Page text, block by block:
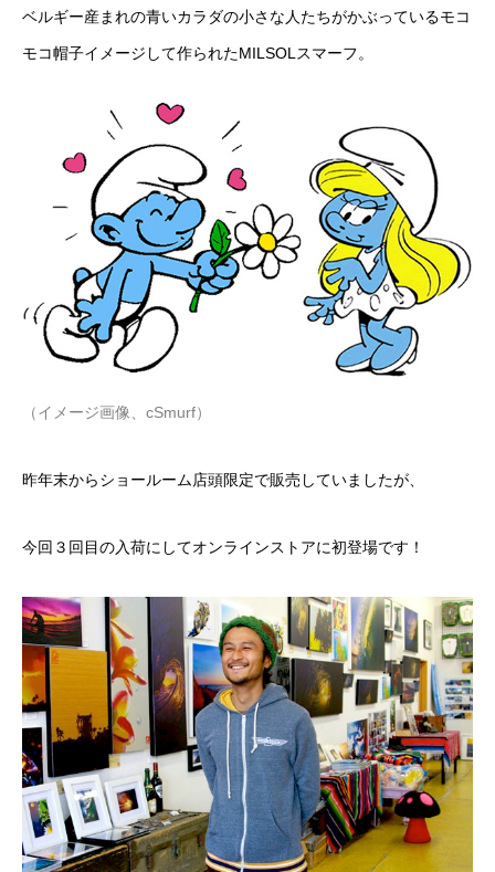
ベルギー産まれの青いカラダの小さな人たちがかぶっているモコ
モコ帽子イメージして作られたMILSOLスマーフ。
（イメージ画像、cSmurf）
昨年末からショールーム店頭限定で販売していましたが、
今回３回目の入荷にしてオンラインストアに初登場です！